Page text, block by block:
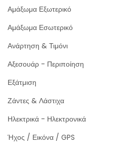
Αμάξωμα Εξωτερικό
Αμάξωμα Εσωτερικό
Ανάρτηση & Τιμόνι
Αξεσουάρ - Περιποίηση
Εξάτμιση
Ζάντες & Λάστιχα
Ηλεκτρικά - Ηλεκτρονικά
Ήχος / Εικόνα / GPS